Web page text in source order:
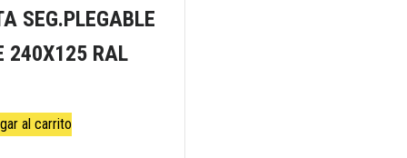
SEG.PLEGABLE
240X125 RAL
al carrito